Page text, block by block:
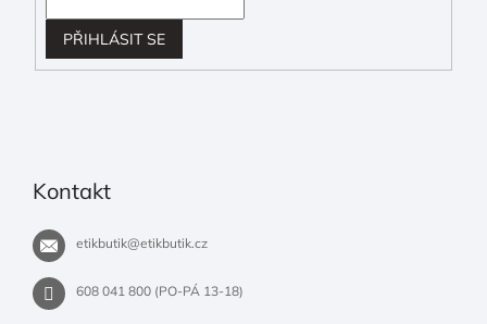
PŘIHLÁSIT SE
Kontakt
etikbutik@etikbutik.cz
608 041 800 (PO-PÁ 13-18)